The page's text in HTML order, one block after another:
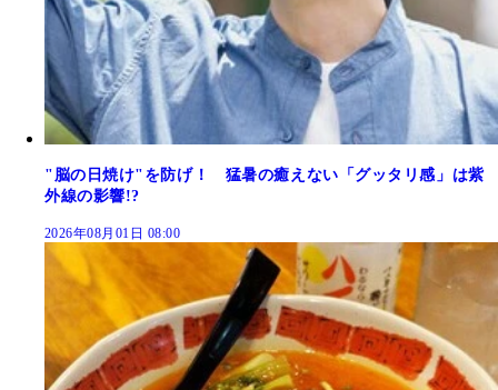
"脳の日焼け"を防げ！ 猛暑の癒えない「グッタリ感」は紫
外線の影響!?
2026年08月01日 08:00